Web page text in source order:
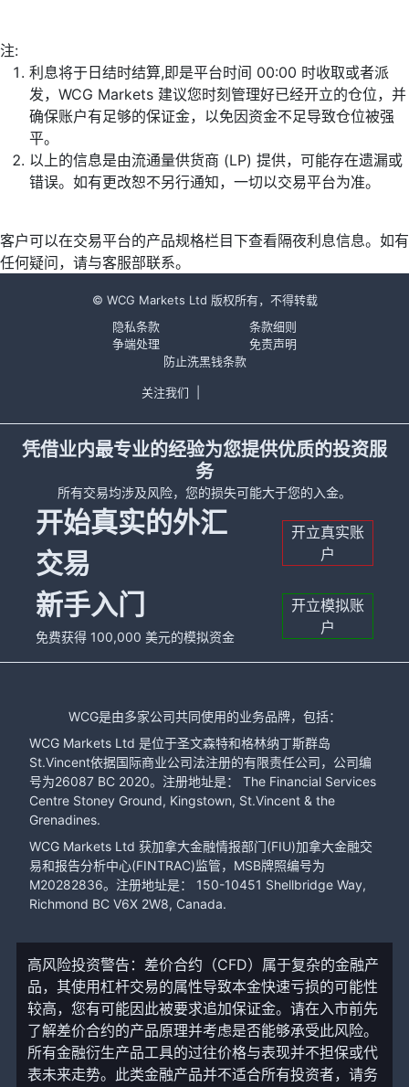
注:
利息将于日结时结算,即是平台时间 00:00 时收取或者派
发，WCG Markets 建议您时刻管理好已经开立的仓位，并
确保账户有足够的保证金，以免因资金不足导致仓位被强
平。
以上的信息是由流通量供货商 (LP) 提供，可能存在遗漏或
错误。如有更改恕不另行通知，一切以交易平台为准。
客户可以在交易平台的产品规格栏目下查看隔夜利息信息。如有
任何疑问，请与客服部联系。
© WCG Markets Ltd 版权所有，不得转载
隐私条款
条款细则
争端处理
免责声明
防止洗黑钱条款
关注我们
凭借业内最专业的经验为您提供优质的投资服
务
所有交易均涉及风险，您的损失可能大于您的入金。
开始真实的外汇
交易
开立真实账
户
新手入门
免费获得 100,000 美元的模拟资金
开立模拟账
户
WCG是由多家公司共同使用的业务品牌，包括：
WCG Markets Ltd 是位于圣文森特和格林纳丁斯群岛
St.Vincent依据国际商业公司法注册的有限责任公司，公司编
号为26087 BC 2020。注册地址是： The Financial Services
Centre Stoney Ground, Kingstown, St.Vincent & the
Grenadines.
WCG Markets Ltd 获加拿大金融情报部门(FIU)加拿大金融交
易和报告分析中心(FINTRAC)监管，MSB牌照编号为
M20282836。注册地址是： 150-10451 Shellbridge Way,
Richmond BC V6X 2W8, Canada.
高风险投资警告：差价合约（CFD）属于复杂的金融产
品，其使用杠杆交易的属性导致本金快速亏损的可能性
较高，您有可能因此被要求追加保证金。请在入市前先
了解差价合约的产品原理并考虑是否能够承受此风险。
所有金融衍生产品工具的过往价格与表现并不担保或代
表未来走势。此类金融产品并不适合所有投资者，请务